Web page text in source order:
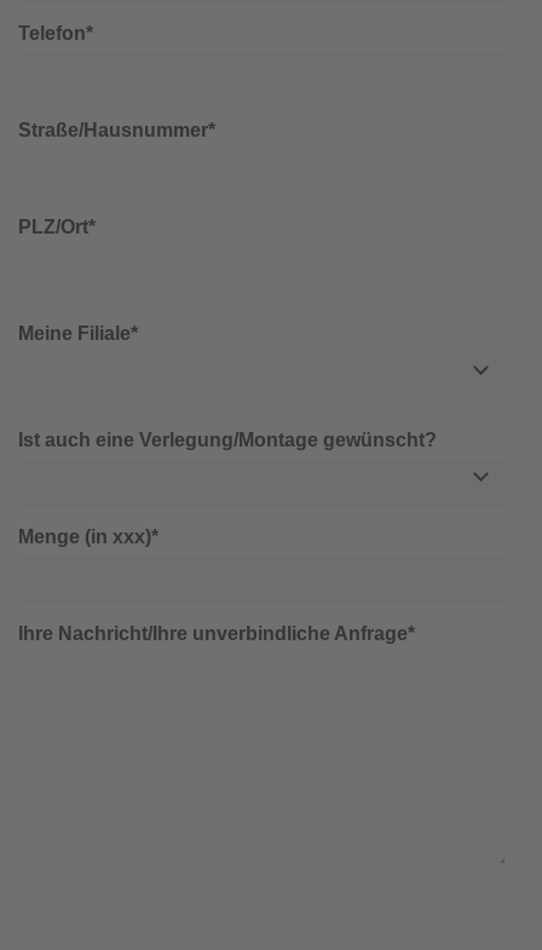
Telefon*
Straße/Hausnummer*
PLZ/Ort*
Meine Filiale*
Ist auch eine Verlegung/Montage gewünscht?
Menge (in xxx)*
Ihre Nachricht/Ihre unverbindliche Anfrage*